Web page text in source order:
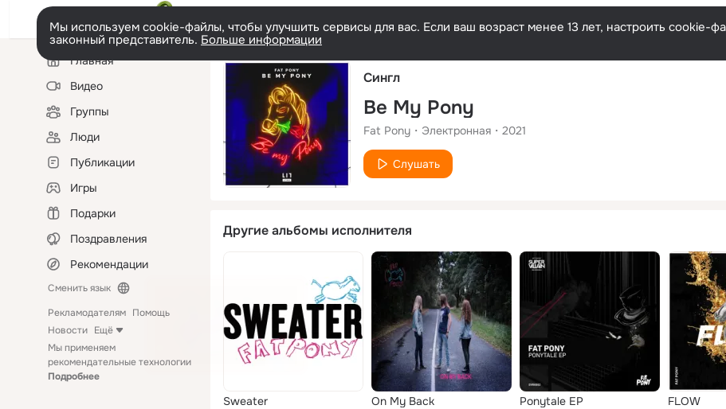
Русский
Мы используем cookie-файлы, чтобы улучшить сервисы для вас. Если ваш возраст менее 13 лет, настроить cookie-
законный представитель. Больше информации
Левая
колонкаГлавная
Видео
Группы
Люди
Публикации
Игры
Подарки
Поздравления
Рекомендации
Сменить язык
Рекламодателям Помощь
Новости Ещё
Мы применяем
рекомендательные технологии
Подробнее
Сингл
Be My Pony
Fat Pony Электронная 2021
Слушать
Другие альбомы исполнителя
Sweater On My Back Ponytale EP FLOW